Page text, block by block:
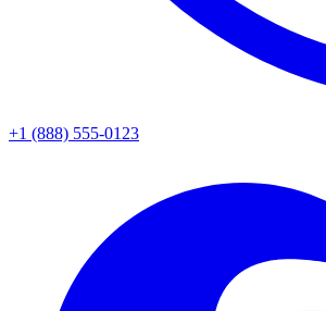
+1 (888) 555-0123